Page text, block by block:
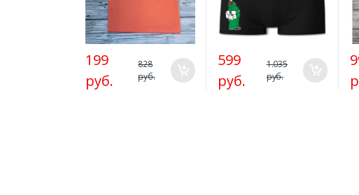
199
руб.
828
руб.
599
руб.
1.035
руб.